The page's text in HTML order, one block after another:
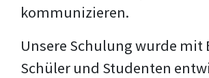
kommunizieren.
Unsere Schulung wurde mit
Schüler und Studenten